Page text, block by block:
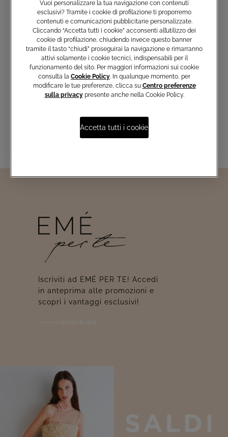
Iscriviti e non perderti le nostre
ultime collezioni, i capi esclusivi e
le novità del mondo Atelier Emé
Iscriviti ad EMÉ PER TE! Accedi
in anteprima alle promozioni e
scopri i vantaggi esclusivi!
Iscriviti ora
Vuoi personalizzare la tua navigazione con contenuti
esclusivi? Tramite i cookie di profilazione ti proporremo
contenuti e comunicazioni pubblicitarie personalizzate.
Cliccando “Accetta tutti i cookie” acconsenti all’utilizzo dei
cookie di profilazione, chiudendo invece questo banner
tramite il tasto “chiudi” proseguirai la navigazione e rimarranno
attivi solamente i cookie tecnici, indispensabili per il
funzionamento del sito. Per maggiori informazioni sui cookie
consulta la Cookie Policy. In qualunque momento, per
modificare le tue preferenze, clicca su Centro preferenze
sulla privacypresente anche nella Cookie Policy.
Accetta tutti i cookie